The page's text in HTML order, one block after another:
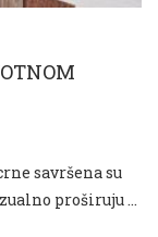
savršena su
proširuju …